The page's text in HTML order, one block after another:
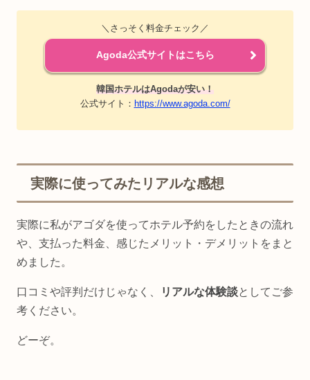
＼さっそく料金チェック／
Agoda公式サイトはこちら
韓国ホテルはAgodaが安い！
公式サイト： https://www.agoda.com/
実際に使ってみたリアルな感想
実際に私がアゴダを使ってホテル予約をしたときの流れ
や、支払った料金、感じたメリット・デメリットをまと
めました。
口コミや評判だけじゃなく、 リアルな体験談としてご参
考ください。
どーぞ。